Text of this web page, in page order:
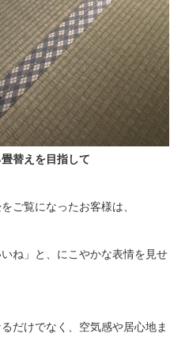
替えを目指して
ご覧になったお客様は、
ね」と、にこやかな表情を見せ
だけでなく、空気感や居心地ま